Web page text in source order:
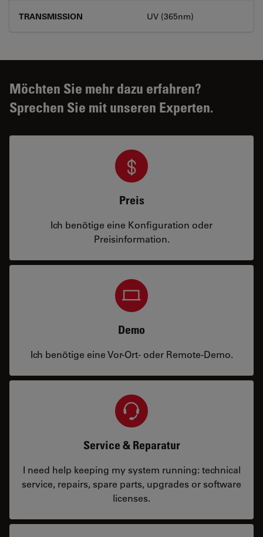
TRANSMISSION UV (365nm)
Möchten Sie mehr dazu erfahren?
Sprechen Sie mit unseren Experten.
Preis
Ich benötige eine Konfiguration oder
Preisinformation.
Demo
Ich benötige eine Vor-Ort- oder Remote-Demo.
Service & Reparatur
I need help keeping my system running: technical
service, repairs, spare parts, upgrades or software
licenses.